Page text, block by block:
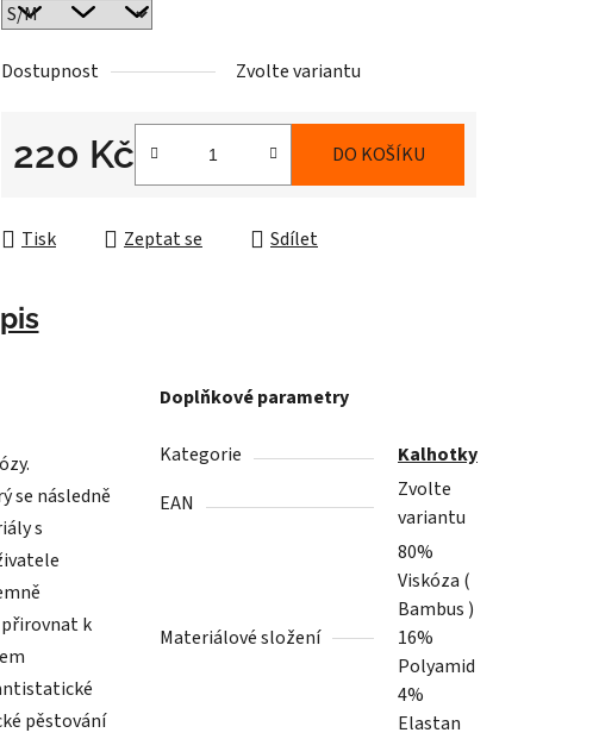
Dostupnost Zvolte variantu
220 Kč DO KOŠÍKU
Tisk Zeptat se Sdílet
se následně
s
k
pěstování
Doplňkové parametry
Kategorie
Kalhotky
EAN
Zvolte
variantu
Materiálové složení
80%
Viskóza (
Bambus )
16%
Polyamid
4%
Elastan